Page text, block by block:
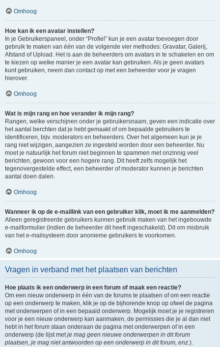
Omhoog
Hoe kan ik een avatar instellen?
In je Gebruikerspaneel, onder “Profiel” kun je een avatar toevoegen door
gebruik te maken van één van de volgende vier methodes: Gravatar, Galerij,
Afstand of Upload. Het is aan de beheerders om avatars in te schakelen en om
te kiezen op welke manier je een avatar kan gebruiken. Als je geen avatars
kunt gebruiken, neem dan contact op met een beheerder voor je vragen
hierover.
Omhoog
Wat is mijn rang en hoe verander ik mijn rang?
Rangen, welke verschijnen onder je gebruikersnaam, geven een indicatie over
het aantal berchten dat je hebt gemaakt of om bepaalde gebruikers te
identificeren, bijv. moderators en beheerders. Over het algemeen kun je je
rang niet wijzigen, aangezien ze ingesteld worden door een beheerder. Nu
moet je natuurlijk het forum niet beginnen te spammen met onzinnig veel
berichten, gewoon voor een hogere rang. Dit heeft zelfs mogelijk het
tegenovergestelde effect, een beheerder of moderator kunnen je berichten
aantal doen dalen.
Omhoog
Wanneer ik op de e-maillink van een gebruiker klik, moet ik me aanmelden?
Alleen geregistreerde gebruikers kunnen gebruik maken van het ingebouwde
e-mailformulier (indien de beheerder dit heeft ingeschakeld). Dit om misbruik
van het e-mailsysteem door anonieme gebruikers te voorkomen.
Omhoog
Vragen in verband met het plaatsen van berichten
Hoe plaats ik een onderwerp in een forum of maak een reactie?
Om een nieuw onderwerp in één van de forums te plaatsen of om een reactie
op een onderwerp te maken, klik je op de bijhorende knop op ofwel de pagina
met onderwerpen of in een bepaald onderwerp. Mogelijk moet je je registreren
voor je een nieuw onderwerp kan aanmaken, de permissies die je al dan niet
hebt in het forum staan onderaan de pagina met onderwerpen of in een
onderwerp (de lijst metje mag geen nieuwe onderwerpen in dit forum
plaatsen, je mag niet antwoorden op een onderwerp in dit forum, enz.).